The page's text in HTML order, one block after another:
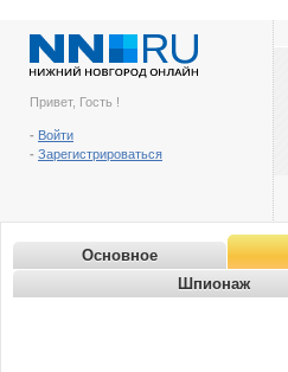
Привет, Гость !
- Войти
- Зарегистрироваться
Основное
Шпионаж